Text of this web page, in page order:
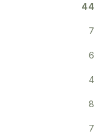
44
7
6
4
8
7